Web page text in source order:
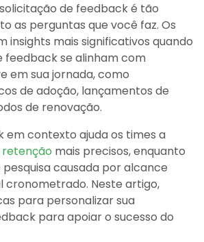
de feedback é tão
as perguntas que você faz. Os
insights mais significativos quando
feedback se alinham com
em sua jornada, como
de adoção, lançamentos de
de renovação.
em contexto ajuda os times a
retenção mais precisos, enquanto
pesquisa causada por alcance
cronometrado. Neste artigo,
para personalizar sua
para apoiar o sucesso do